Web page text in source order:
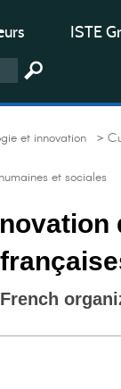
ISTE
et innovation >
et sociales